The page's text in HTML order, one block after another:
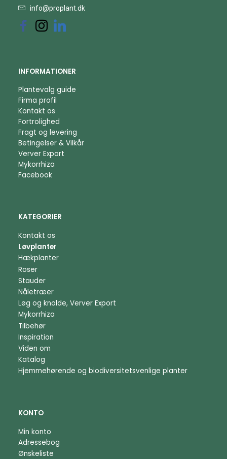
info@proplant.dk
INFORMATIONER
Plantevalg guide
Firma profil
Kontakt os
Fortrolighed
Fragt og levering
Betingelser & Vilkår
Verver Export
Mykorrhiza
Facebook
KATEGORIER
Kontakt os
Løvplanter
Hækplanter
Roser
Stauder
Nåletræer
Løg og knolde, Verver Export
Mykorrhiza
Tilbehør
Inspiration
Viden om
Katalog
Hjemmehørende og biodiversitetsvenlige planter
KONTO
Min konto
Adressebog
Ønskeliste